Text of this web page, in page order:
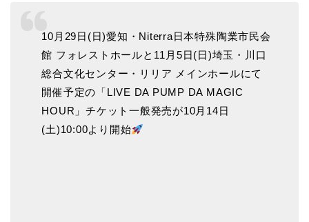
10月29日(日)愛知・Niterra日本特殊陶業市民会
館 フォレストホールと11月5日(日)埼玉・川口
総合文化センター・リリア メインホールにて
開催予定の「LIVE DA PUMP DA MAGIC
HOUR」チケット一般発売が10月14日
(土)10:00より開始